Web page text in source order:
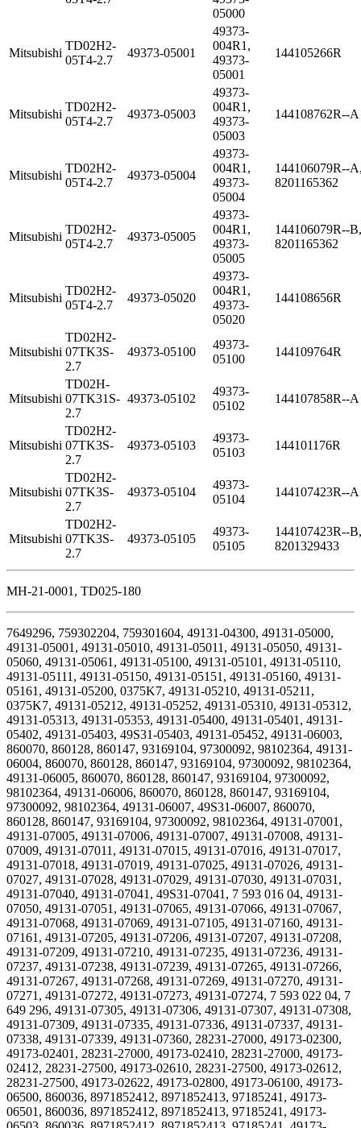
05000
Mitsubishi
TD02H2-
05T4-2.7
49373-05001
49373-
004R1,
49373-
05001
144105266R
Mitsubishi
TD02H2-
05T4-2.7
49373-05003
49373-
004R1,
49373-
05003
144108762R--A
Mitsubishi
TD02H2-
05T4-2.7
49373-05004
49373-
004R1,
49373-
05004
144106079R--
8201165362
Mitsubishi
TD02H2-
05T4-2.7
49373-05005
49373-
004R1,
49373-
05005
144106079R--B,
8201165362
Mitsubishi
TD02H2-
05T4-2.7
49373-05020
49373-
004R1,
49373-
05020
144108656R
Mitsubishi
TD02H2-
07TK3S-
2.7
49373-05100
49373-
05100
144109764R
Mitsubishi
TD02H-
07TK31S-
2.7
49373-05102
49373-
05102
144107858R--A
Mitsubishi
TD02H2-
07TK3S-
2.7
49373-05103
49373-
05103
144101176R
Mitsubishi
TD02H2-
07TK3S-
2.7
49373-05104
49373-
05104
144107423R--A
Mitsubishi
TD02H2-
07TK3S-
2.7
49373-05105
49373-
05105
144107423R--B,
8201329433
MH-21-0001, TD025-180
7649296, 759302204, 759301604, 49131-04300, 49131-05000,
49131-05001, 49131-05010, 49131-05011, 49131-05050, 49131-
05060, 49131-05061, 49131-05100, 49131-05101, 49131-05110,
49131-05111, 49131-05150, 49131-05151, 49131-05160, 49131-
05161, 49131-05200, 0375K7, 49131-05210, 49131-05211,
0375K7, 49131-05212, 49131-05252, 49131-05310, 49131-05312,
49131-05313, 49131-05353, 49131-05400, 49131-05401, 49131-
05402, 49131-05403, 49S31-05403, 49131-05452, 49131-06003,
860070, 860128, 860147, 93169104, 97300092, 98102364, 49131-
06004, 860070, 860128, 860147, 93169104, 97300092, 98102364,
49131-06005, 860070, 860128, 860147, 93169104, 97300092,
98102364, 49131-06006, 860070, 860128, 860147, 93169104,
97300092, 98102364, 49131-06007, 49S31-06007, 860070,
860128, 860147, 93169104, 97300092, 98102364, 49131-07001,
49131-07005, 49131-07006, 49131-07007, 49131-07008, 49131-
07009, 49131-07011, 49131-07015, 49131-07016, 49131-07017,
49131-07018, 49131-07019, 49131-07025, 49131-07026, 49131-
07027, 49131-07028, 49131-07029, 49131-07030, 49131-07031,
49131-07040, 49131-07041, 49S31-07041, 7 593 016 04, 49131-
07050, 49131-07051, 49131-07065, 49131-07066, 49131-07067,
49131-07068, 49131-07069, 49131-07105, 49131-07160, 49131-
07161, 49131-07205, 49131-07206, 49131-07207, 49131-07208,
49131-07209, 49131-07210, 49131-07235, 49131-07236, 49131-
07237, 49131-07238, 49131-07239, 49131-07265, 49131-07266,
49131-07267, 49131-07268, 49131-07269, 49131-07270, 49131-
07271, 49131-07272, 49131-07273, 49131-07274, 7 593 022 04, 7
649 296, 49131-07305, 49131-07306, 49131-07307, 49131-07308,
49131-07309, 49131-07335, 49131-07336, 49131-07337, 49131-
07338, 49131-07339, 49131-07360, 28231-27000, 49173-02300,
49173-02401, 28231-27000, 49173-02410, 28231-27000, 49173-
02412, 28231-27500, 49173-02610, 28231-27500, 49173-02612,
28231-27500, 49173-02622, 49173-02800, 49173-06100, 49173-
06500, 860036, 8971852412, 8971852413, 97185241, 49173-
06501, 860036, 8971852412, 8971852413, 97185241, 49173-